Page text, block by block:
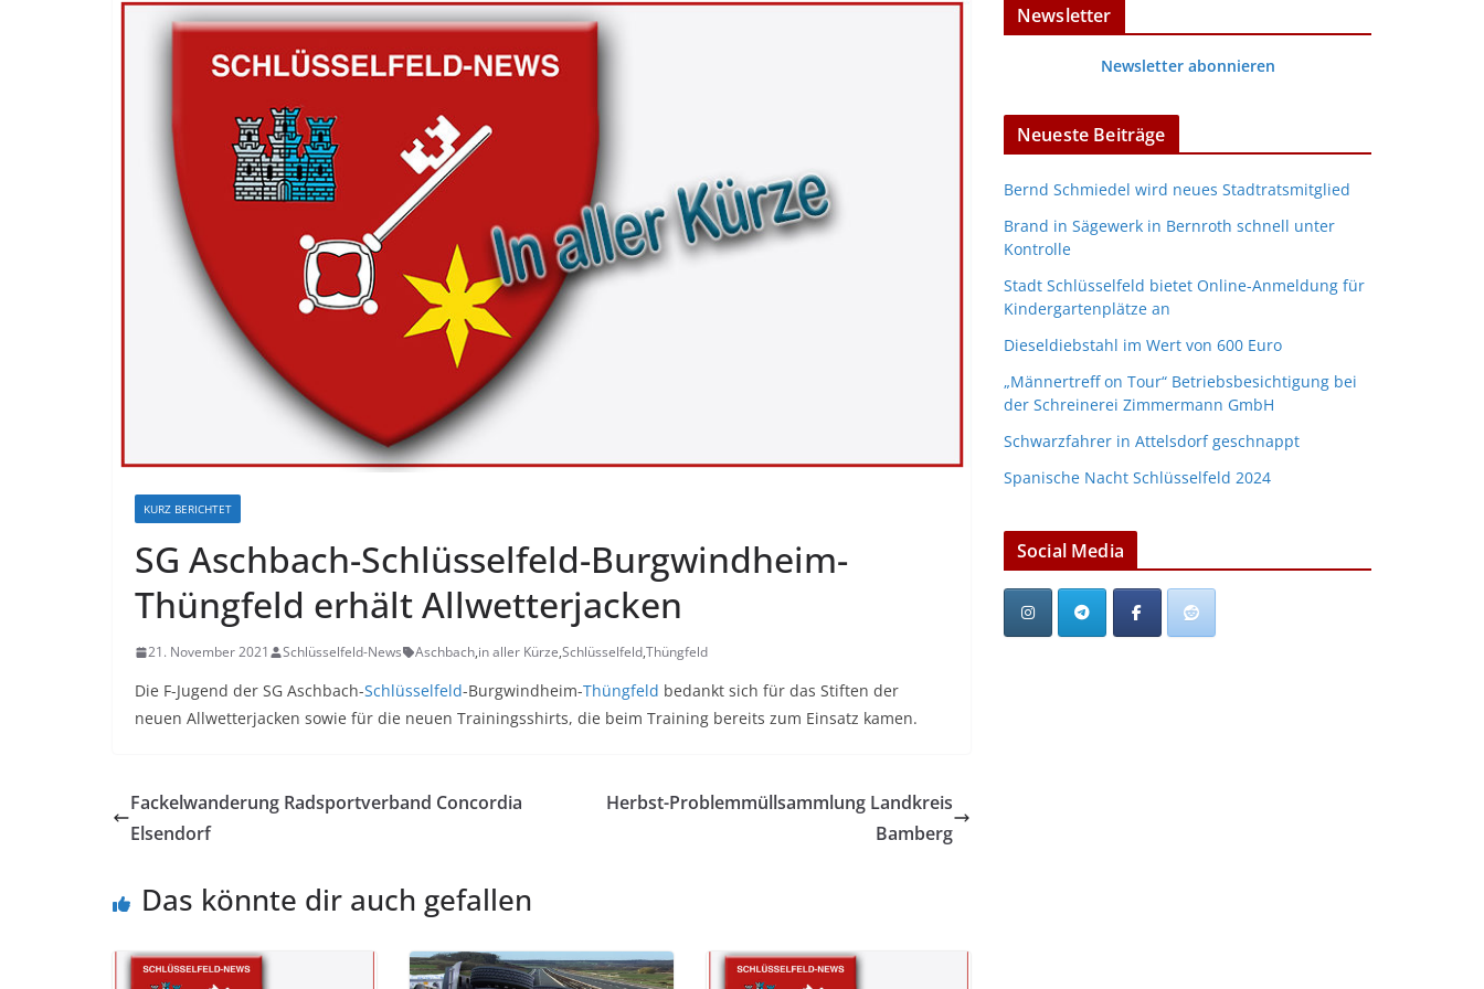
KURZ BERICHTET
SG Aschbach-Schlüsselfeld-Burgwindheim-
Thüngfeld erhält Allwetterjacken
21. November 2021 Schlüsselfeld-News Aschbach,in aller Kürze,Schlüsselfeld,Thüngfeld
Die F-Jugend der SG Aschbach-Schlüsselfeld-Burgwindheim-Thüngfeld bedankt sich für das Stiften der
neuen Allwetterjacken sowie für die neuen Trainingsshirts, die beim Training bereits zum Einsatz kamen.
Fackelwanderung Radsportverband Concordia
Elsendorf
Herbst-Problemmüllsammlung Landkreis
Bamberg
Das könnte dir auch gefallen
Newsletter
Newsletter abonnieren
Neueste Beiträge
Bernd Schmiedel wird neues Stadtratsmitglied
Brand in Sägewerk in Bernroth schnell unter
Kontrolle
Stadt Schlüsselfeld bietet Online-Anmeldung für
Kindergartenplätze an
Dieseldiebstahl im Wert von 600 Euro
„Männertreff on Tour“ Betriebsbesichtigung bei
der Schreinerei Zimmermann GmbH
Schwarzfahrer in Attelsdorf geschnappt
Spanische Nacht Schlüsselfeld 2024
Social Media